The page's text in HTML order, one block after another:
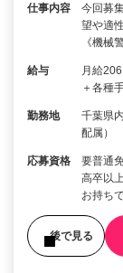
仕事内容
今回募
望や適
《機械
給与
月給
＋各種
勤務地
千葉県
配属）
応募資格
要普通
高卒以
お持ち
後で見る